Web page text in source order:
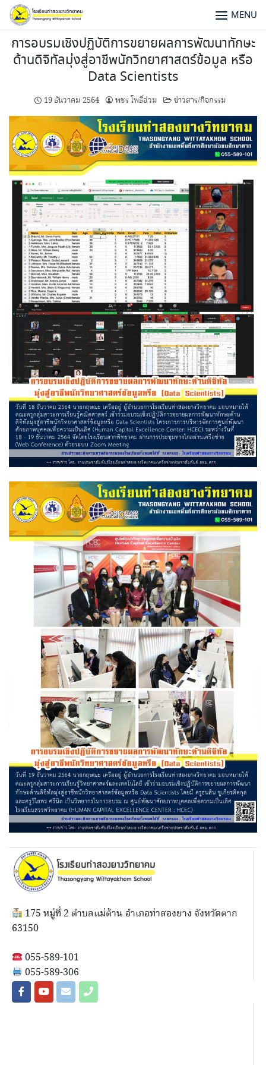
MENU
การอบรมเชิงปฏิบัติการขยายผลการพัฒนาทักษะ
ด้านดิจิทัลมุ่งสู่อาชีพนักวิทยาศาสตร์ข้อมูล หรือ
Data Scientists
19 ธันวาคม 2564 พชร โพธิ์อ่วม ข่าวสาร/กิจกรรม
175 หมู่ที่ 2 ตำบลแม่ต้าน อำเภอท่าสองยาง จังหวัดตาก
63150
055-589-101
055-589-306